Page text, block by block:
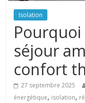
Isolation
Pourquoi
séjour
confort
27 septembre 2025
énergétique, isolation,